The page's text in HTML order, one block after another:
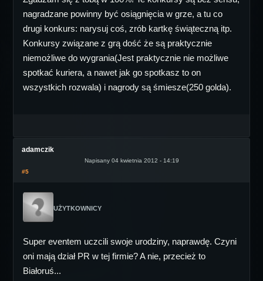
nagradzane powinny być osiągnięcia w grze, a tu co
drugi konkurs: narysuj coś, zrób kartkę świąteczną itp.
Konkursy związane z grą dość że są praktycznie
niemożliwe do wygrania(Jest praktycznie nie możliwe
spotkać kuriera, a nawet jak go spotkasz to on
wszystkich rozwala) i nagrody są śmiesze(250 golda).
adamczik
Napisany 04 kwietnia 2012 - 14:19
#5
UŻYTKOWNICY
Super eventem uczcili swoje urodziny, naprawdę. Czyni
oni mają dział PR w tej firmie? A nie, przecież to
Białoruś...